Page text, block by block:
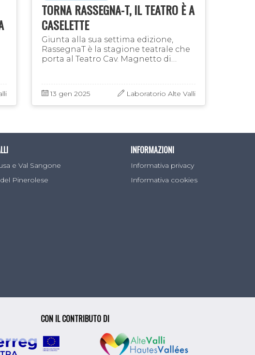
TORNA RASSEGNA-T, IL TEATRO È A
CASELETTE
Giunta alla sua settima edizione,
RassegnaT è la stagione teatrale che
porta al Teatro Cav. Magnetto di
alta qualità anche a chi …
13 gen 2025 Laboratorio Alte Valli
e Val Sangone
Pinerolese
INFORMAZIONI
Informativa privacy
Informativa cookies
CON IL CONTRIBUTO DI